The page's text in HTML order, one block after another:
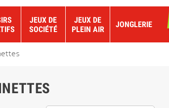
JEUX DE
SOCIÉTÉ
JEUX DE
PLEIN AIR
JONGLERIE